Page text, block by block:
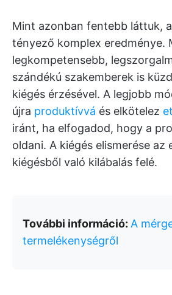
Mint azonban fentebb láttuk,
tényező komplex eredménye.
legkompetensebb,
szándékú szakemberek is
kiégés érzésével. A legjobb
újra produktívvá és elkötelez
iránt, ha elfogadod, hogy a
oldani. A kiégés elismerése az
kiégésből való kilábalás felé.
További információ: A
termelékenységről